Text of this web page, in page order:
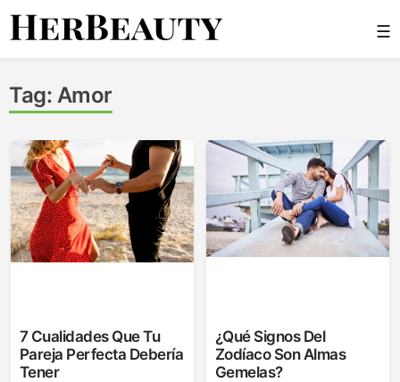
Skip
☰
Tag: Amor
7 Cualidades Que Tu
Pareja Perfecta Debería
Tener
¿Qué Signos Del
Zodíaco Son Almas
Gemelas?